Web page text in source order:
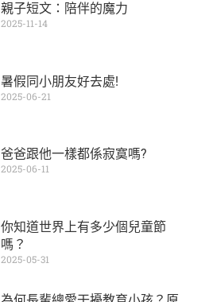
親子短文：陪伴的魔力
2025-11-14
暑假同小朋友好去處!
2025-06-21
爸爸跟他一樣都係寂寞嗎?
2025-06-11
你知道世界上有多少個兒童節
嗎？
2025-05-31